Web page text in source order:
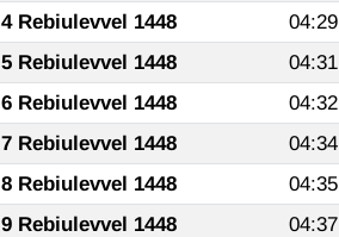
4 Rebiulevvel 1448 04:29
5 Rebiulevvel 1448 04:31
6 Rebiulevvel 1448 04:32
7 Rebiulevvel 1448 04:34
8 Rebiulevvel 1448 04:35
9 Rebiulevvel 1448 04:37